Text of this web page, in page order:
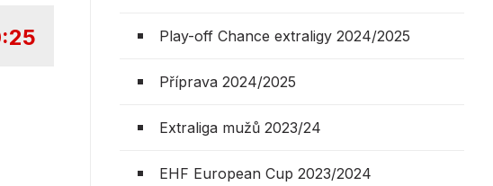
Play-off Chance extraligy 2024/2025
Příprava 2024/2025
Extraliga mužů 2023/24
EHF European Cup 2023/2024